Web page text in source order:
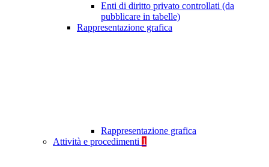
Enti di diritto privato controllati (da
pubblicare in tabelle)
Rappresentazione grafica
Rappresentazione grafica
Attività e procedimenti 1